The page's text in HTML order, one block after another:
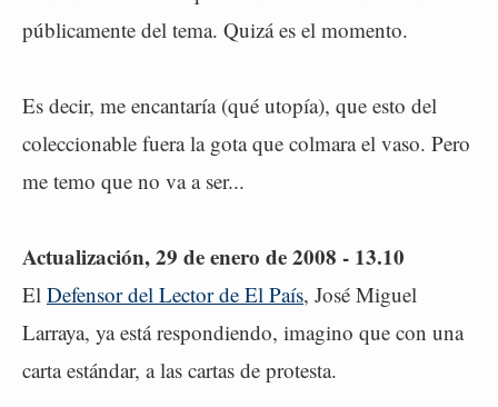
públicamente del tema. Quizá es el momento.
Es decir, me encantaría (qué utopía), que esto del
coleccionable fuera la gota que colmara el vaso. Pero
me temo que no va a ser...
Actualización, 29 de enero de 2008 - 13.10
El Defensor del Lector de El País, José Miguel
Larraya, ya está respondiendo, imagino que con una
carta estándar, a las cartas de protesta.